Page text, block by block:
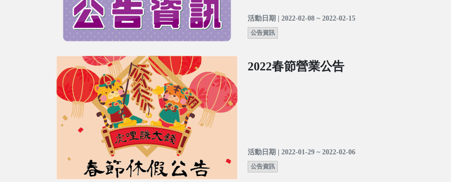
活動日期 | 2022-02-08 ~ 2022-02-15
公告資訊
2022春節營業公告
活動日期 | 2022-01-29 ~ 2022-02-06
公告資訊